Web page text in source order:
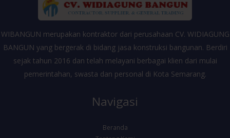
WIBANGUN merupakan kontraktor dari perusahaan CV. WIDIAGUNG
BANGUN yang bergerak di bidang jasa konstruksi bangunan. Berdiri
sejak tahun 2016 dan telah melayani berbagai klien dari mulai
pemerintahan, swasta dan personal di Kota Semarang.
Navigasi
Beranda